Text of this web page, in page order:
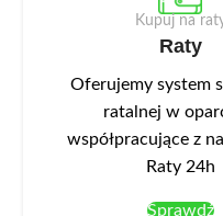
Kupuj na
Raty
Oferujemy system
ratalnej w
współpracujące z
Raty 24h
Sprawdź